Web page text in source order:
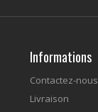
Informations
Contactez-nous
Livraison